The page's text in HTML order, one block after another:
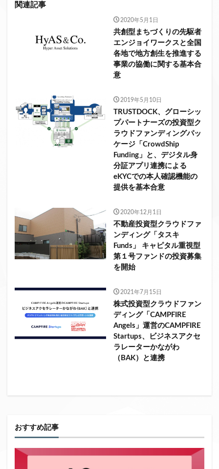
関連記事
2020年5月1日
共創型まちづくりの先駆者
エンジョイワークスと全国
各地で地方創生を推進する
事業の協働に関する基本合
意
2019年5月10日
TRUSTDOCK、グローシッ
プパートナーズの投資型ク
ラウドファンディングパッ
ケージ「CrowdShip
Funding」と、デジタル身
分証アプリ連携による
eKYCでの本人確認機能の
提供を基本合意
2020年12月1日
不動産投資型クラウドファ
ンディング「タスキ
Funds」 キャピタル重視型
第１号ファンドの投資募集
を開始
2021年7月15日
株式投資型クラウドファン
ディング「CAMPFIRE
Angels」運営のCAMPFIRE
Startups、ビジネスアクセ
ラレーターかながわ
（BAK）と連携
おすすめ記事